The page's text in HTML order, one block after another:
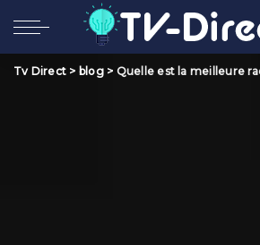
Tv Direct > blog> Quelle est la meilleure